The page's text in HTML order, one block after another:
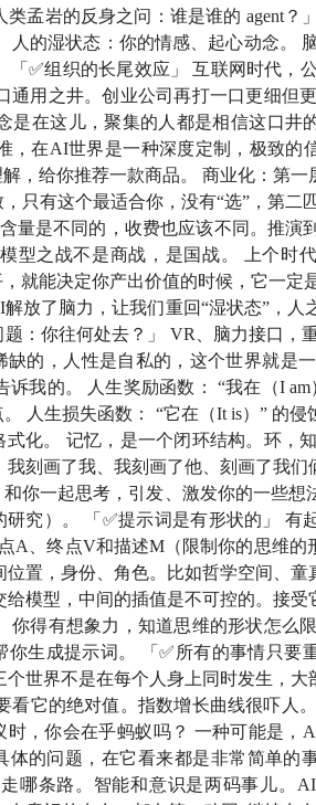
是个人神经元被反复冲刷后的显影
此看见的交流，才是人与人相遇的意
；未来是火的教育，找那根小火柴
了嘉宾个人使用并公开分享出来的多
角重新看待同一件事，从而改变对它
实为 格栅理论（Latticework of Mental
心模型，像格栅一样组合在脑中，遇
与中国》：喜马拉雅资本创始人、查
：一种概率公式，用已有信息更新对
：14 世纪哲学原则，主张「如无必要
孟岩的反身之问：谁是谁的 agent？
人的湿状态：你的情感、起心动念。
「✅组织的长尾效应」 互联网时代，
通用之井。创业公司再打一口更细但
是在这儿，聚集的人都是相信这口井
，在AI世界是一种深度定制，极致的
，给你推荐一款商品。 商业化：第
只有这个最适合你，没有“选”，第二
量是不同的，收费也应该不同。推演
型之战不是商战，是国战。 上个时
就能决定你产出价值的时候，它一定
放了脑力，让我们重回“湿状态”，人
：你往何处去？」 VR、脑力接口，
的，人性是自私的，这个世界就是
我的。 人生奖励函数： “我在（I am
人生损失函数： “它在（It is）” 的
化。 记忆，是一个闭环结构。环，
刻画了我、我刻画了他、刻画了我
你一起思考，引发、激发你的一些想
究）。 「✅提示词是有形状的」 有
A、终点V和描述M（限制你的思维的
置，身份、角色。比如哲学空间、
模型，中间的插值是不可控的。接
你得有想象力，知道思维的形状怎么
生成提示词。 「✅所有的事情只要
世界不是在每个人身上同时发生，
看它的绝对值。指数增长曲线很吓人
，你会在乎蚂蚁吗？ 一种可能是，
体的问题，在它看来都是非常简单的
哪条路。智能和意识是两码事儿。